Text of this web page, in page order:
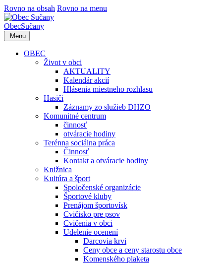
Rovno na obsah Rovno na menu
ObecSučany
Menu
OBEC
Život v obci
AKTUALITY
Kalendár akcií
Hlásenia miestneho rozhlasu
Hasiči
Záznamy zo služieb DHZO
Komunitné centrum
činnosť
otváracie hodiny
Terénna sociálna práca
Činnosť
Kontakt a otváracie hodiny
Knižnica
Kultúra a šport
Spoločenské organizácie
Športové kluby
Prenájom športovísk
Cvičisko pre psov
Cvičenia v obci
Udelenie ocenení
Darcovia krvi
Ceny obce a ceny starostu obce
Komenského plaketa